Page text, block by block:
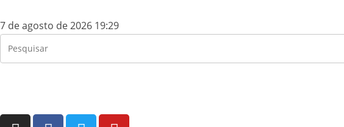
7 de agosto de 2026 19:29